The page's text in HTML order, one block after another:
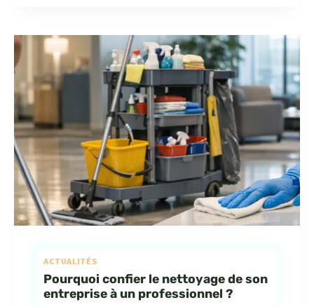
ACTUALITÉS
Pourquoi confier le nettoyage de son
entreprise à un professionnel ?